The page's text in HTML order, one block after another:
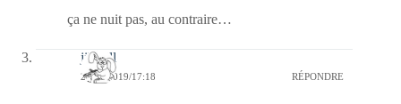
ça ne nuit pas, au contraire…
jill bill
23/02/2019/17:18 RÉPONDRE